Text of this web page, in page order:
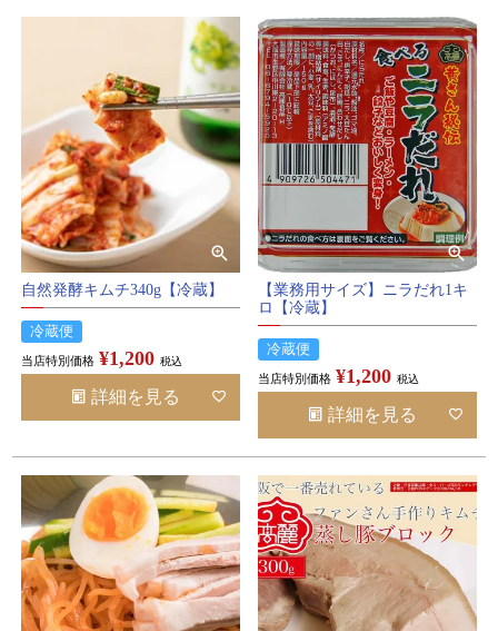
自然発酵キムチ340g【冷蔵】
冷蔵便
当店特別価格 ¥1,200 税込
詳細を見る
【業務用サイズ】ニラだれ1キ
ロ【冷蔵】
冷蔵便
当店特別価格 ¥1,200 税込
詳細を見る